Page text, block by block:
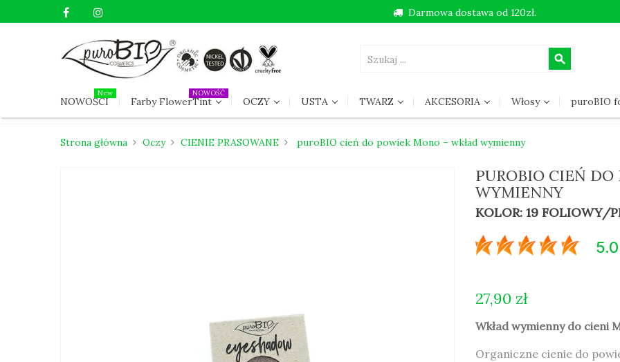
search
NOWOŚCI
New
Farby FlowerTint
NOWOŚĆ
OCZY USTA TWARZ AKCESORIA Włosy puroBIO
Darmowa dostawa od 120zł.
Strona główna Oczy CIENIE PRASOWANE puroBIO cień do powiek Mono – wkład wymienny
PUROBIO CIEŃ
WYMIENNY
KOLOR: 19 FOLIOWY/
5.0
27,90 zł
Wkład wymienny do cieni
Organiczne cienie do